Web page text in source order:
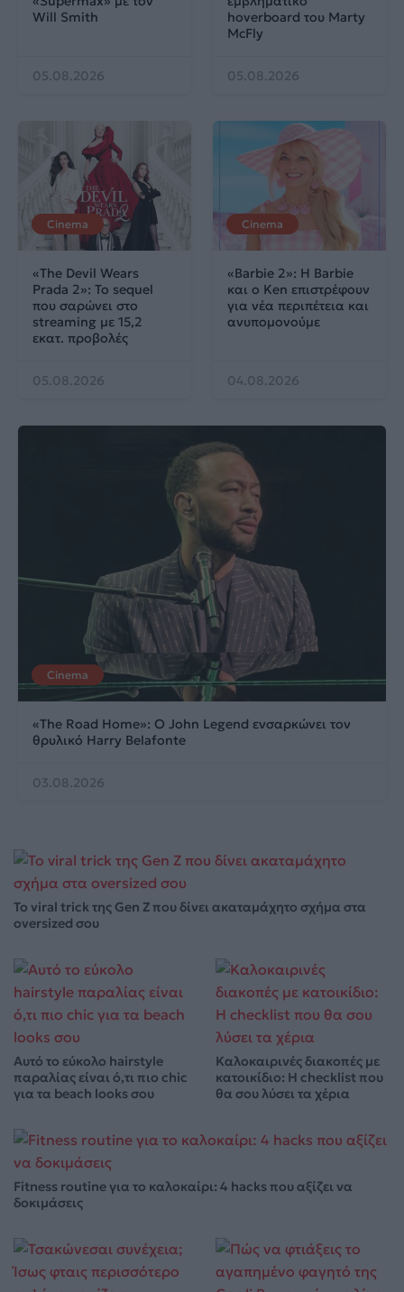
Will Smith
05.08.2026
hoverboard του Marty
McFly
05.08.2026
Cinema
«The Devil Wears
Prada 2»: Το sequel
που σαρώνει στο
streaming με 15,2
εκατ. προβολές
05.08.2026
Cinema
«Barbie 2»: Η Barbie
και ο Ken επιστρέφουν
για νέα περιπέτεια και
ανυπομονούμε
04.08.2026
Cinema
«The Road Home»: Ο John Legend ενσαρκώνει τον
θρυλικό Harry Belafonte
03.08.2026
Το viral trick της Gen Z που δίνει ακαταμάχητο σχήμα στα
oversized σου
Αυτό το εύκολο hairstyle
παραλίας είναι ό,τι πιο chic
για τα beach looks σου
Καλοκαιρινές διακοπές με
κατοικίδιο: Η checklist που
θα σου λύσει τα χέρια
Fitness routine για το καλοκαίρι: 4 hacks που αξίζει να
δοκιμάσεις